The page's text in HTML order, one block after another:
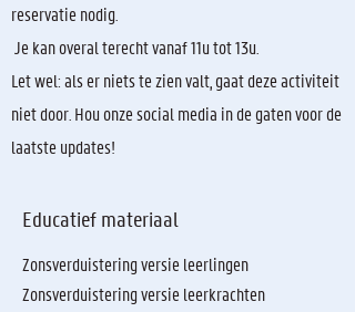
reservatie nodig.
Je kan overal terecht vanaf 11u tot 13u.
Let wel: als er niets te zien valt, gaat deze activiteit
niet door. Hou onze social media in de gaten voor de
laatste updates!
Educatief materiaal
Zonsverduistering versie leerlingen
Zonsverduistering versie leerkrachten